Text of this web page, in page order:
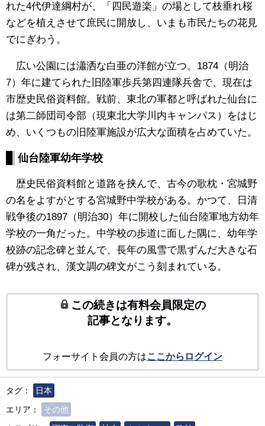
れた4代伊達綱村が、「四民遊楽」の場として枝垂れ桜
などを植えさせて庶民に開放し、いまも市民たちの花見
でにぎわう。
広い公園には瀟洒な白亜の洋館が立つ。1874（明治
7）年に建てられた旧陸軍歩兵第四連隊兵舎で、現在は
市歴史民俗資料館。戦前、東北の軍都と呼ばれた仙台に
は第二師団司令部（現東北大学川内キャンパス）をはじ
め、いくつもの旧陸軍施設が広大な面積を占めていた。
仙台陸軍幼年学校
歴史民俗資料館と道路を挟んで、古今の歌枕・宮城野
の名をよすがとする宮城野中学校がある。かつて、日清
戦争後の1897（明治30）年に開校した仙台陸軍地方幼年
学校の一角だった。中学校の歩道に面した隅に、幼年学
校跡の記念碑と並んで、長年の風雪で黒ずんだ大きな石
碑が残され、漢文調の碑文がこう刻まれている。
この続きは有料会員限定の
記事となります。
フォーサイト会員の方はここからログイン
タグ：
日本
エリア：
その他